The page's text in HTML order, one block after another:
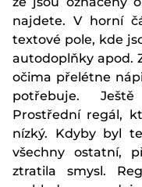
najdete. V horní
textové pole, kde
autodoplňky apod.
očima přelétne
potřebuje.
Prostřední regál,
nízký. Kdyby byl
všechny ostatní,
ztratila smysl.